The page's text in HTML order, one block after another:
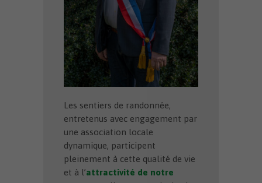
Les sentiers de randonnée,
entretenus avec engagement par
une association locale
dynamique, participent
pleinement à cette qualité de vie
et à l’attractivité de notre